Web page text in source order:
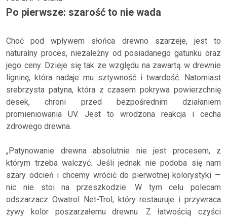
Po pierwsze: szarość to nie wada
Choć pod wpływem słońca drewno szarzeje, jest to
naturalny proces, niezależny od posiadanego gatunku oraz
jego ceny. Dzieje się tak ze względu na zawartą w drewnie
ligninę, która nadaje mu sztywność i twardość. Natomiast
srebrzysta patyna, która z czasem pokrywa powierzchnię
desek, chroni przed bezpośrednim działaniem
promieniowania UV. Jest to wrodzona reakcja i cecha
zdrowego drewna.
„Patynowanie drewna absolutnie nie jest procesem, z
którym trzeba walczyć. Jeśli jednak nie podoba się nam
szary odcień i chcemy wrócić do pierwotnej kolorystyki —
nic nie stoi na przeszkodzie. W tym celu polecam
odszarzacz Owatrol Net-Trol, który restauruje i przywraca
żywy kolor poszarzałemu drewnu. Z łatwością czyści